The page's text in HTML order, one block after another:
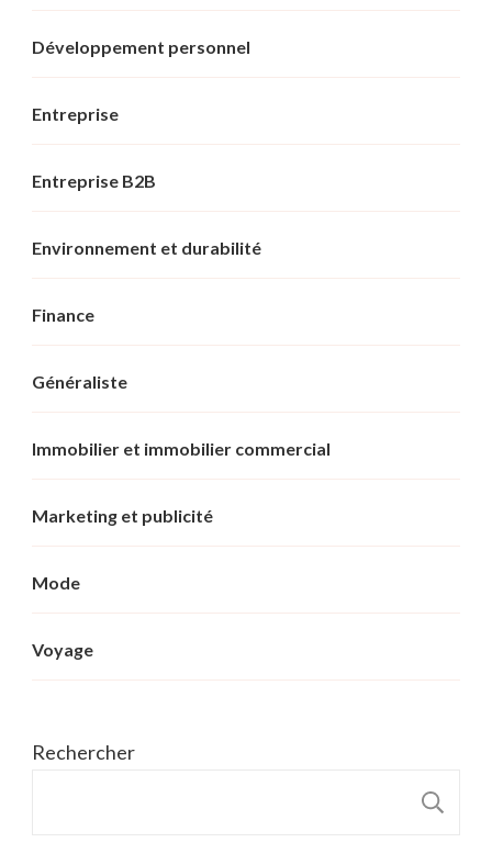
Développement personnel
Entreprise
Entreprise B2B
Environnement et durabilité
Finance
Généraliste
Immobilier et immobilier commercial
Marketing et publicité
Mode
Voyage
Rechercher